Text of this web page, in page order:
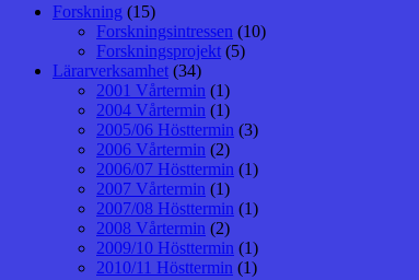
Forskning (15)
Forskningsintressen (10)
Forskningsprojekt (5)
Lärarverksamhet (34)
2001 Vårtermin (1)
2004 Vårtermin (1)
2005/06 Hösttermin (3)
2006 Vårtermin (2)
2006/07 Hösttermin (1)
2007 Vårtermin (1)
2007/08 Hösttermin (1)
2008 Vårtermin (2)
2009/10 Hösttermin (1)
2010/11 Hösttermin (1)